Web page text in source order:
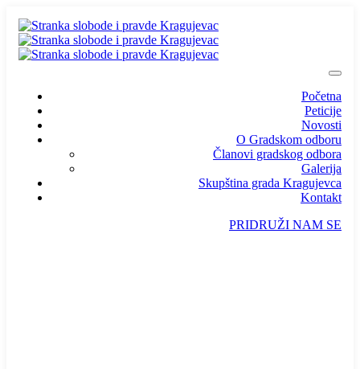
Početna
Peticije
Novosti
O Gradskom odboru
Članovi gradskog odbora
Galerija
Skupština grada Kragujevca
Kontakt
PRIDRUŽI NAM SE